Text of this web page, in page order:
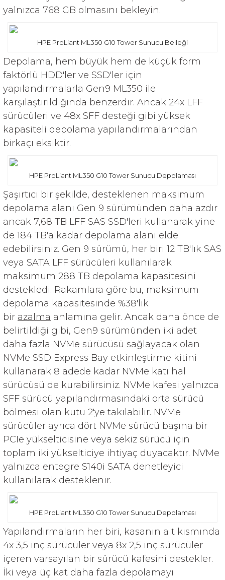
yalnızca 768 GB olmasını bekleyin.
HPE ProLiant ML350 G10 Tower Sunucu Belleği
Depolama, hem büyük hem de küçük form
faktörlü HDD'ler ve SSD'ler için
yapılandırmalarla Gen9 ML350 ile
karşılaştırıldığında benzerdir. Ancak 24x LFF
sürücüleri ve 48x SFF desteği gibi yüksek
kapasiteli depolama yapılandırmalarından
birkaçı eksiktir.
HPE ProLiant ML350 G10 Tower Sunucu Depolaması
Şaşırtıcı bir şekilde, desteklenen maksimum
depolama alanı Gen 9 sürümünden daha azdır
ancak 7,68 TB LFF SAS SSD'leri kullanarak yine
de 184 TB'a kadar depolama alanı elde
edebilirsiniz. Gen 9 sürümü, her biri 12 TB'lık SAS
veya SATA LFF sürücüleri kullanılarak
maksimum 288 TB depolama kapasitesini
destekledi. Rakamlara göre bu, maksimum
depolama kapasitesinde %38'lik
bir azalma anlamına gelir. Ancak daha önce de
belirtildiği gibi, Gen9 sürümünden iki adet
daha fazla NVMe sürücüsü sağlayacak olan
NVMe SSD Express Bay etkinleştirme kitini
kullanarak 8 adede kadar NVMe katı hal
sürücüsü de kurabilirsiniz. NVMe kafesi yalnızca
SFF sürücü yapılandırmasındaki orta sürücü
bölmesi olan kutu 2'ye takılabilir. NVMe
sürücüler ayrıca dört NVMe sürücü başına bir
PCIe yükselticisine veya sekiz sürücü için
toplam iki yükselticiye ihtiyaç duyacaktır. NVMe
yalnızca entegre S140i SATA denetleyici
kullanılarak desteklenir.
HPE ProLiant ML350 G10 Tower Sunucu Depolaması
Yapılandırmaların her biri, kasanın alt kısmında
4x 3,5 inç sürücüler veya 8x 2,5 inç sürücüler
içeren varsayılan bir sürücü kafesini destekler.
İki veya üç kat daha fazla depolamayı